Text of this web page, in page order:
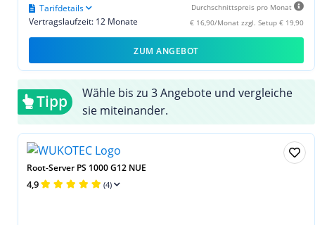
Durchschnittspreis pro Monat
€ 16,90/Monat zzgl. Setup € 19,90
Vertragslaufzeit: 12 Monate
Tarifdetails
ZUM ANGEBOT
Tipp
Wähle bis zu 3 Angebote und vergleiche
sie miteinander.
Root-Server PS 1000 G12 NUE
4,9 (4)